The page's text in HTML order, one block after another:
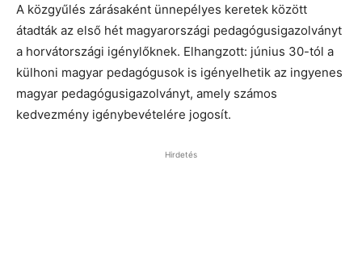
A közgyűlés zárásaként ünnepélyes keretek között
átadták az első hét magyarországi pedagógusigazolványt
a horvátországi igénylőknek. Elhangzott: június 30-tól a
külhoni magyar pedagógusok is igényelhetik az ingyenes
magyar pedagógusigazolványt, amely számos
kedvezmény igénybevételére jogosít.
Hirdetés